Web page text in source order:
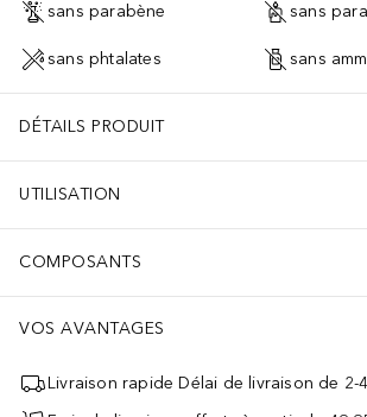
sans parabène sans
sans phtalates sans
DÉTAILS PRODUIT
UTILISATION
COMPOSANTS
VOS AVANTAGES
Livraison rapide Délai de livraison de 2-